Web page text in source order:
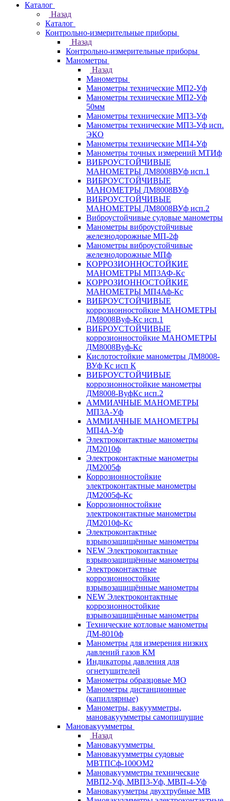
Каталог
Назад
Каталог
Контрольно-измерительные приборы
Назад
Контрольно-измерительные приборы
Манометры
Назад
Манометры
Манометры технические МП2-Уф
Манометры технические МП2-Уф
50мм
Манометры технические МП3-Уф
Манометры технические МП3-Уф исп.
ЭКО
Манометры технические МП4-Уф
Манометры точных измерений МТИф
ВИБРОУСТОЙЧИВЫЕ
МАНОМЕТРЫ ДМ8008ВУф исп.1
ВИБРОУСТОЙЧИВЫЕ
МАНОМЕТРЫ ДМ8008ВУф
ВИБРОУСТОЙЧИВЫЕ
МАНОМЕТРЫ ДМ8008ВУф исп.2
Виброустойчивые судовые манометры
Манометры виброустойчивые
железнодорожные МП-2ф
Манометры виброустойчивые
железнодорожные МПф
КОРРОЗИОННОСТОЙКИЕ
МАНОМЕТРЫ МП3АФ-Кс
КОРРОЗИОННОСТОЙКИЕ
МАНОМЕТРЫ МП4Аф-Кс
ВИБРОУСТОЙЧИВЫЕ
коррозионностойкие МАНОМЕТРЫ
ДМ8008Вуф-Кс исп.1
ВИБРОУСТОЙЧИВЫЕ
коррозионностойкие МАНОМЕТРЫ
ДМ8008Вуф-Кс
Кислотостойкие манометры ДМ8008-
ВУф Кс исп К
ВИБРОУСТОЙЧИВЫЕ
коррозионностойкие манометры
ДМ8008-ВуфКс исп.2
АММИАЧНЫЕ МАНОМЕТРЫ
МП3А-Уф
АММИАЧНЫЕ МАНОМЕТРЫ
МП4А-Уф
Электроконтактные манометры
ДМ2010ф
Электроконтактные манометры
ДМ2005ф
Коррозионностойкие
электроконтактные манометры
ДМ2005ф-Кс
Коррозионностойкие
электроконтактные манометры
ДМ2010ф-Кс
Электроконтактные
взрывозащищённые манометры
NEW Электроконтактные
взрывозащищённые манометры
Электроконтактные
коррозионностойкие
взрывозащищённые манометры
NEW Электроконтактные
коррозионностойкие
взрывозащищённые манометры
Технические котловые манометры
ДМ-8010ф
Манометры для измерения низких
давлений газов КМ
Индикаторы давления для
огнетушителей
Манометры образцовые МО
Манометры дистанционные
(капиллярные)
Манометры, вакуумметры,
мановакуумметры самопишущие
Мановакуумметры
Назад
Мановакуумметры
Мановакуумметры судовые
МВТПСф-100ОМ2
Мановакуумметры технические
МВП2-Уф, МВП3-Уф, МВП-4-Уф
Мановакууметры двухтрубные МВ